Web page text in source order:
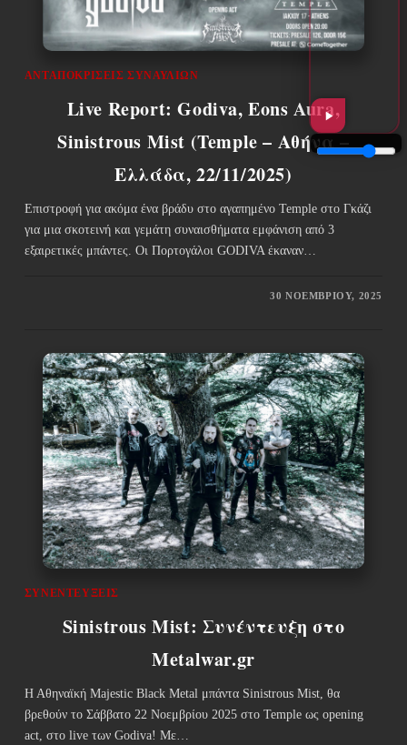
ΑΝΤΑΠΟΚΡΊΣΕΙΣ ΣΥΝΑΥΛΙΏΝ
Live Report: Godiva, Eons Aura,
Sinistrous Mist (Temple – Αθήνα –
Ελλάδα, 22/11/2025)
Επιστροφή για ακόμα ένα βράδυ στο αγαπημένο Temple στο Γκάζι
για μια σκοτεινή και γεμάτη συναισθήματα εμφάνιση από 3
εξαιρετικές μπάντες. Οι Πορτογάλοι GODIVA έκαναν…
30 ΝΟΕΜΒΡΊΟΥ, 2025
ΣΥΝΕΝΤΕΎΞΕΙΣ
Sinistrous Mist: Συνέντευξη στο
Metalwar.gr
Η Αθηναϊκή Majestic Black Metal μπάντα Sinistrous Mist, θα
βρεθούν το Σάββατο 22 Νοεμβρίου 2025 στο Temple ως opening
act, στο live των Godiva! Με…